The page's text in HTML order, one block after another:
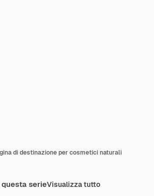
di destinazione per cosmetici naturali
serieVisualizza tutto